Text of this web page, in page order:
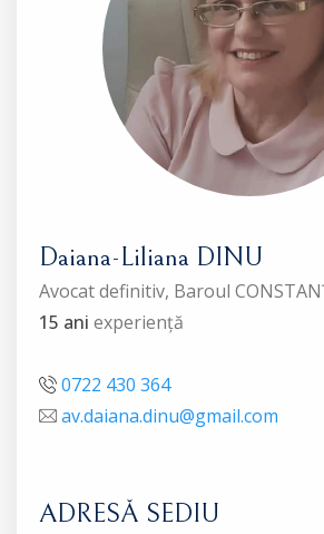
Daiana-Liliana DINU
Avocat definitiv, Baroul
15 ani experiență
0722 430 364
av.daiana.dinu@gmail.com
ADRESĂ SEDIU